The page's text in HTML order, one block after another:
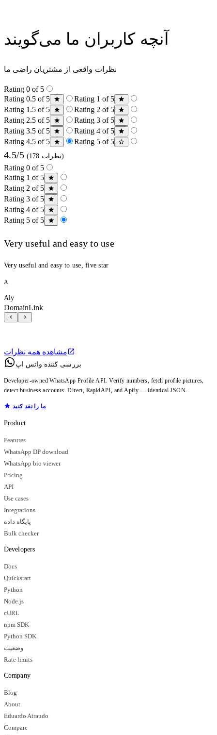
آنچه کاربران ما می‌گویند
نظرات واقعی از مشتریان راضی ما
Rating 0 of 5
Rating 0.5 of 5
Rating 1 of 5
Rating 1.5 of 5
Rating 2 of 5
Rating 2.5 of 5
Rating 3 of 5
Rating 3.5 of 5
Rating 4 of 5
Rating 4.5 of 5
Rating 5 of 5
4.5/5 (178 نظرات)
Rating 0 of 5
Rating 1 of 5
Rating 2 of 5
Rating 3 of 5
Rating 4 of 5
Rating 5 of 5
Very useful and easy to use
Very useful and easy to use, five star
A
Aly
DomainLink
مشاهده همه نظرات
بررسی کننده واتس اپ
Developer-owned WhatsApp Profile API. Verify numbers, fetch profile pictures,
detect business accounts. Direct, RapidAPI, and Apify — identical JSON.
ما را نقد کنید
Product
Features
WhatsApp DP download
WhatsApp bio viewer
Pricing
API
Use cases
Integrations
پایگاه داده
Bulk checker
Developers
Docs
Quickstart
Python
Node.js
cURL
npm SDK
Python SDK
وضعیت
Rate limits
Company
Blog
About
Eduardo Airaudo
Compare